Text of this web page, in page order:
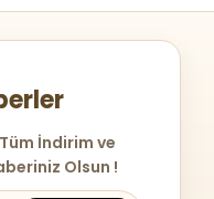
İndirim ve
Olsun !